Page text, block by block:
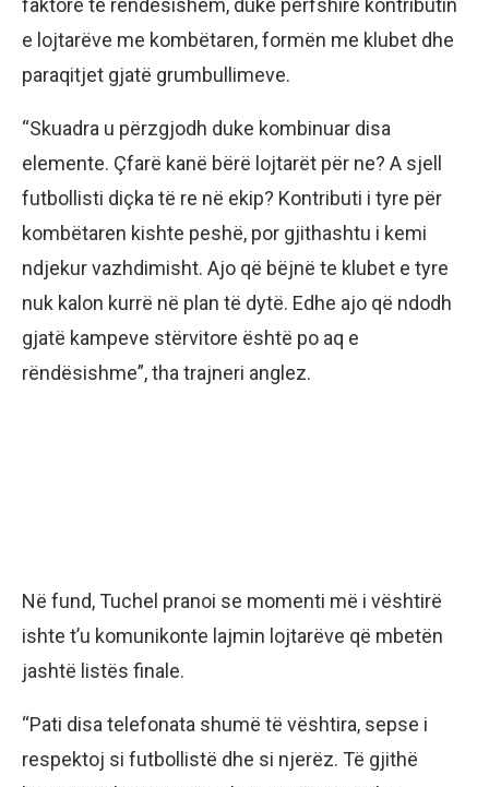
faktorë të rëndësishëm, duke përfshirë kontributin
e lojtarëve me kombëtaren, formën me klubet dhe
paraqitjet gjatë grumbullimeve.
“Skuadra u përzgjodh duke kombinuar disa
elemente. Çfarë kanë bërë lojtarët për ne? A sjell
futbollisti diçka të re në ekip? Kontributi i tyre për
kombëtaren kishte peshë, por gjithashtu i kemi
ndjekur vazhdimisht. Ajo që bëjnë te klubet e tyre
nuk kalon kurrë në plan të dytë. Edhe ajo që ndodh
gjatë kampeve stërvitore është po aq e
rëndësishme”, tha trajneri anglez.
Në fund, Tuchel pranoi se momenti më i vështirë
ishte t’u komunikonte lajmin lojtarëve që mbetën
jashtë listës finale.
“Pati disa telefonata shumë të vështira, sepse i
respektoj si futbollistë dhe si njerëz. Të gjithë